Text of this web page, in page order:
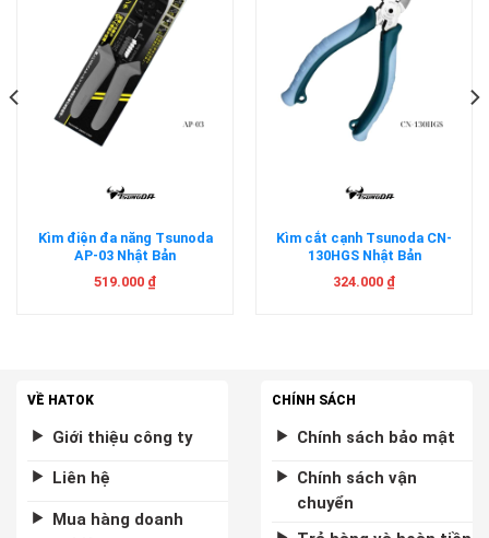
Kìm điện đa năng Tsunoda
AP-03 Nhật Bản
519.000 ₫
Kìm cắt cạnh Tsunoda CN-
130HGS Nhật Bản
324.000 ₫
VỀ HATOK
Giới thiệu công ty
Liên hệ
Mua hàng doanh
CHÍNH SÁCH
Chính sách bảo mật
Chính sách vận
chuyển